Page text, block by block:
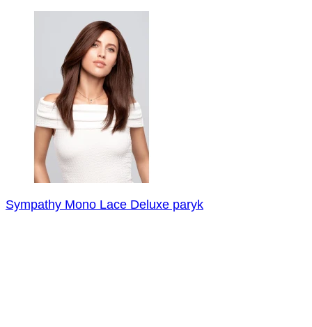
Sympathy Mono Lace Deluxe paryk